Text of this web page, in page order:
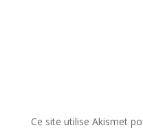
Ce site utilise Akismet